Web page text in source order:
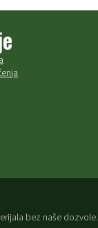
bez naše dozvole.